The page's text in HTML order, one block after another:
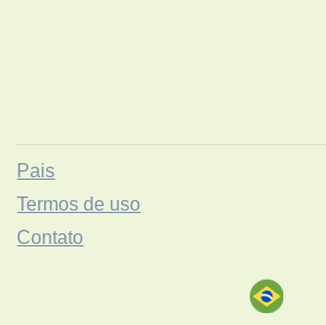
Pais
Termos de uso
Contato